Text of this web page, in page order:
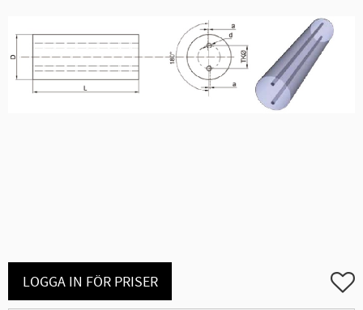
LOGGA IN FÖR PRISER Lägg